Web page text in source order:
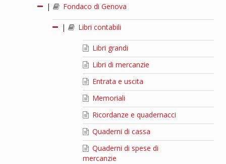
|
Fondaco di Genova
| Libri contabili
Libri grandi
Libri di mercanzie
Entrata e uscita
Memoriali
Ricordanze e quadernacci
Quaderni di cassa
Quaderni di spese di
mercanzie